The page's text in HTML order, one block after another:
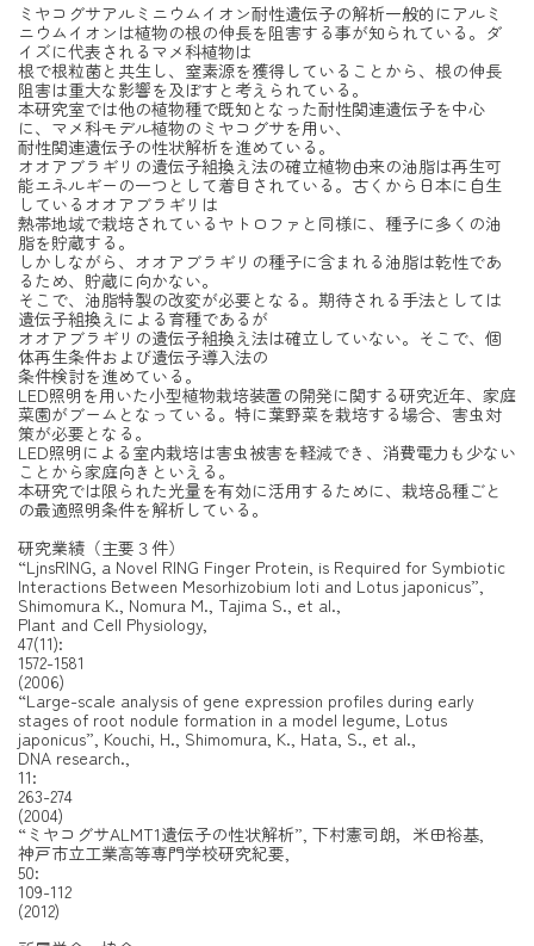
ミヤコグサアルミニウムイオン耐性遺伝子の解析一般的にアルミ
ニウムイオンは植物の根の伸長を阻害する事が知られている。ダ
イズに代表されるマメ科植物は
根で根粒菌と共生し、窒素源を獲得していることから、根の伸長
阻害は重大な影響を及ぼすと考えられている。
本研究室では他の植物種で既知となった耐性関連遺伝子を中心
に、マメ科モデル植物のミヤコグサを用い、
耐性関連遺伝子の性状解析を進めている。
オオアブラギリの遺伝子組換え法の確立植物由来の油脂は再生可
能エネルギーの一つとして着目されている。古くから日本に自生
しているオオアブラギリは
熱帯地域で栽培されているヤトロファと同様に、種子に多くの油
脂を貯蔵する。
しかしながら、オオアブラギリの種子に含まれる油脂は乾性であ
るため、貯蔵に向かない。
そこで、油脂特製の改変が必要となる。期待される手法としては
遺伝子組換えによる育種であるが
オオアブラギリの遺伝子組換え法は確立していない。そこで、個
体再生条件および遺伝子導入法の
条件検討を進めている。
LED照明を用いた小型植物栽培装置の開発に関する研究近年、家庭
菜園がブームとなっている。特に葉野菜を栽培する場合、害虫対
策が必要となる。
LED照明による室内栽培は害虫被害を軽減でき、消費電力も少ない
ことから家庭向きといえる。
本研究では限られた光量を有効に活用するために、栽培品種ごと
の最適照明条件を解析している。
研究業績（主要３件）
“LjnsRING, a Novel RING Finger Protein, is Required for Symbiotic
Interactions Between Mesorhizobium loti and Lotus japonicus”,
Shimomura K., Nomura M., Tajima S., et al.,
Plant and Cell Physiology,
47(11):
1572-1581
(2006)
“Large-scale analysis of gene expression profiles during early
stages of root nodule formation in a model legume, Lotus
japonicus”, Kouchi, H., Shimomura, K., Hata, S., et al.,
DNA research.,
11:
263-274
(2004)
“ミヤコグサALMT1遺伝子の性状解析”, 下村憲司朗，米田裕基,
神戸市立工業高等専門学校研究紀要,
50:
109-112
(2012)